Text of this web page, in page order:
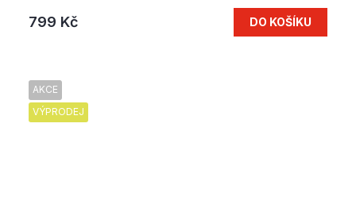
799 Kč DO KOŠÍKU
AKCE
VÝPRODEJ